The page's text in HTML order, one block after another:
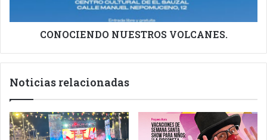
CONOCIENDO NUESTROS VOLCANES.
Noticias relacionadas